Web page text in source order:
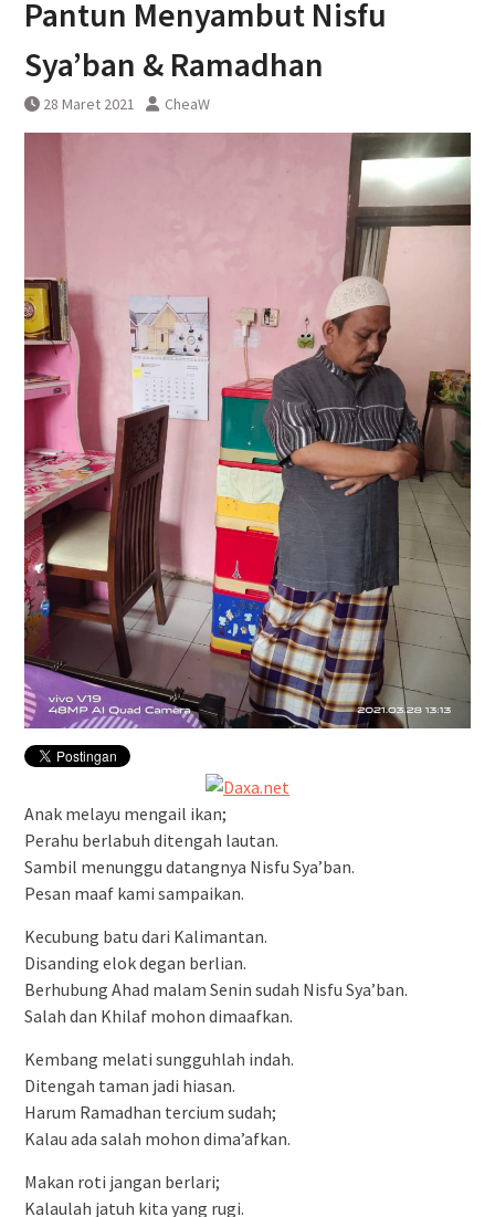
Pembatalan sementara
Yogyakarta
Pantun Menyambut Nisfu
Sya’ban & Ramadhan
28 Maret 2021 CheaW
Anak melayu mengail ikan;
Perahu berlabuh ditengah lautan.
Sambil menunggu datangnya Nisfu Sya’ban.
Pesan maaf kami sampaikan.
Kecubung batu dari Kalimantan.
Disanding elok degan berlian.
Berhubung Ahad malam Senin sudah Nisfu Sya’ban.
Salah dan Khilaf mohon dimaafkan.
Kembang melati sungguhlah indah.
Ditengah taman jadi hiasan.
Harum Ramadhan tercium sudah;
Kalau ada salah mohon dima’afkan.
Makan roti jangan berlari;
Kalaulah jatuh kita yang rugi.